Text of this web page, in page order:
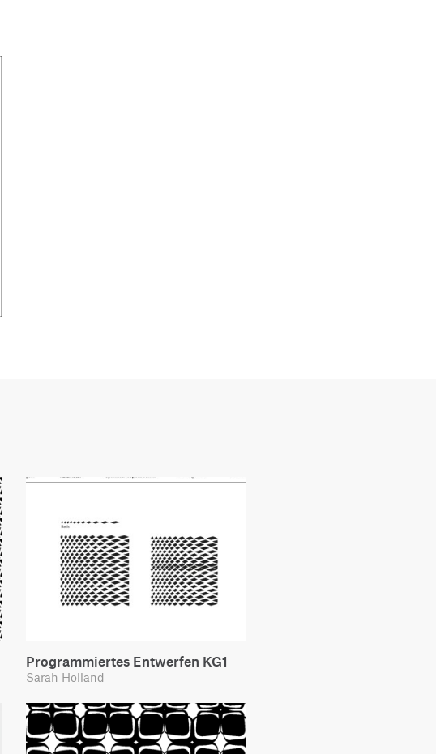
Programmiertes Entwerfen KG1
Sarah Holland